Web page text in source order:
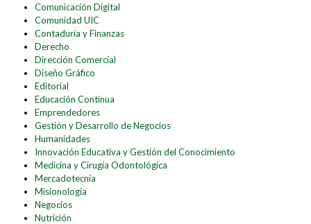
Comunicación Digital
Comunidad UIC
Contaduría y Finanzas
Derecho
Dirección Comercial
Diseño Gráfico
Editorial
Educación Continua
Emprendedores
Gestión y Desarrollo de Negocios
Humanidades
Innovación Educativa y Gestión del Conocimiento
Medicina y Cirugía Odontológica
Mercadotecnia
Misionología
Negocios
Nutrición